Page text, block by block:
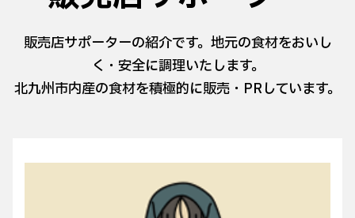
販売店サポーターの紹介です。地元の食材をおいし
く・安全に調理いたします。
北九州市内産の食材を積極的に販売・PRしています。